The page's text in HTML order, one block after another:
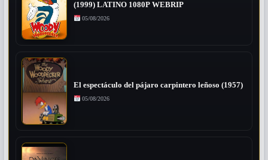
(1999) LATINO 1080P WEBRIP
05/08/2026
El espectáculo del pájaro carpintero leñoso (1957)
05/08/2026